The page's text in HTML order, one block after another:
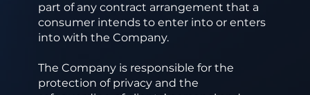
part of any contract arrangement that a
consumer intends to enter into or enters
into with the Company.
The Company is responsible for the
protection of privacy and the